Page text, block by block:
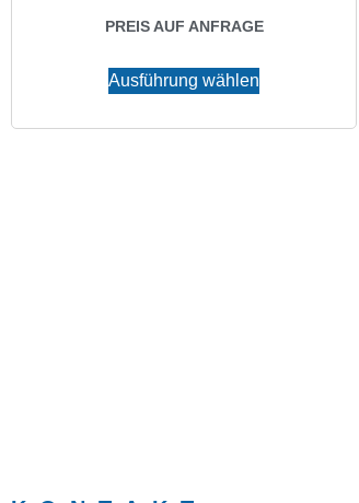
PREIS AUF ANFRAGE
Ausführung wählen